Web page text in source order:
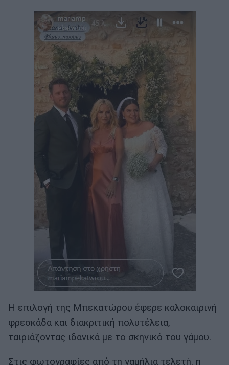
Η επιλογή της Μπεκατώρου έφερε καλοκαιρινή
φρεσκάδα και διακριτική πολυτέλεια,
ταιριάζοντας ιδανικά με το σκηνικό του γάμου.
Στις φωτογραφίες από τη γαμήλια τελετή, η